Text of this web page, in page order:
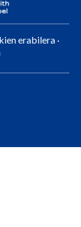
erabilera ·